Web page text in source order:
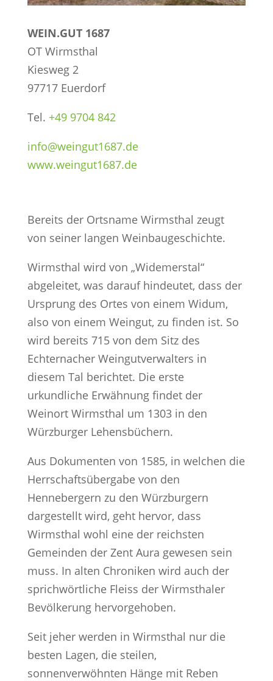
WEIN.GUT 1687
OT Wirmsthal
Kiesweg 2
97717 Euerdorf
Tel. +49 9704 842
info@weingut1687.de
www.weingut1687.de
Bereits der Ortsname Wirmsthal zeugt
von seiner langen Weinbaugeschichte.
Wirmsthal wird von „Widemerstal“
abgeleitet, was darauf hindeutet, dass der
Ursprung des Ortes von einem Widum,
also von einem Weingut, zu finden ist. So
wird bereits 715 von dem Sitz des
Echternacher Weingutverwalters in
diesem Tal berichtet. Die erste
urkundliche Erwähnung findet der
Weinort Wirmsthal um 1303 in den
Würzburger Lehensbüchern.
Aus Dokumenten von 1585, in welchen die
Herrschaftsübergabe von den
Hennebergern zu den Würzburgern
dargestellt wird, geht hervor, dass
Wirmsthal wohl eine der reichsten
Gemeinden der Zent Aura gewesen sein
muss. In alten Chroniken wird auch der
sprichwörtliche Fleiss der Wirmsthaler
Bevölkerung hervorgehoben.
Seit jeher werden in Wirmsthal nur die
besten Lagen, die steilen,
sonnenverwöhnten Hänge mit Reben